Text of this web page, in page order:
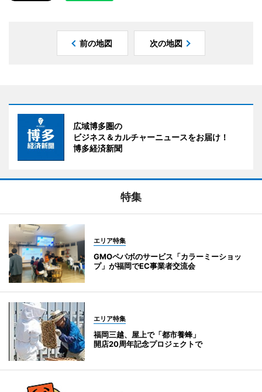
前の地図 次の地図
広域博多圏の
ビジネス＆カルチャーニュースをお届け！
博多経済新聞
特集
エリア特集
GMOペパボのサービス「カラーミーショッ
プ」が福岡でEC事業者交流会
エリア特集
福岡三越、屋上で「都市養蜂」
開店20周年記念プロジェクトで